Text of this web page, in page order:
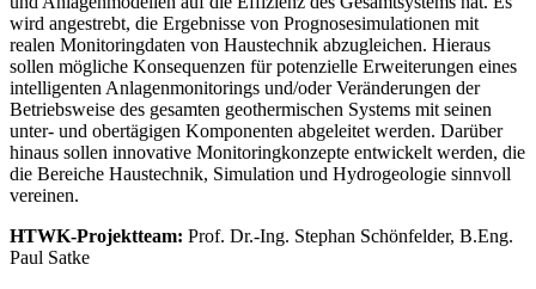
wird angestrebt, die Ergebnisse von Prognosesimulationen mit
realen Monitoringdaten von Haustechnik abzugleichen. Hieraus
sollen mögliche Konsequenzen für potenzielle Erweiterungen eines
intelligenten Anlagenmonitorings und/oder Veränderungen der
Betriebsweise des gesamten geothermischen Systems mit seinen
unter- und obertägigen Komponenten abgeleitet werden. Darüber
hinaus sollen innovative Monitoringkonzepte entwickelt werden, die
die Bereiche Haustechnik, Simulation und Hydrogeologie sinnvoll
vereinen.
HTWK-Projektteam: Prof. Dr.-Ing. Stephan Schönfelder, B.Eng.
Paul Satke